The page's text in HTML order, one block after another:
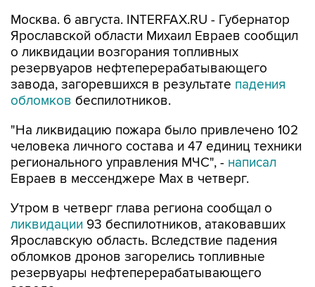
Москва. 6 августа. INTERFAX.RU - Губернатор
Ярославской области Михаил Евраев сообщил
о ликвидации возгорания топливных
резервуаров нефтеперерабатывающего
завода, загоревшихся в результате падения
обломков беспилотников.
"На ликвидацию пожара было привлечено 102
человека личного состава и 47 единиц техники
регионального управления МЧС", - написал
Евраев в мессенджере Мах в четверг.
Утром в четверг глава региона сообщал о
ликвидации 93 беспилотников, атаковавших
Ярославскую область. Вследствие падения
обломков дронов загорелись топливные
резервуары нефтеперерабатывающего